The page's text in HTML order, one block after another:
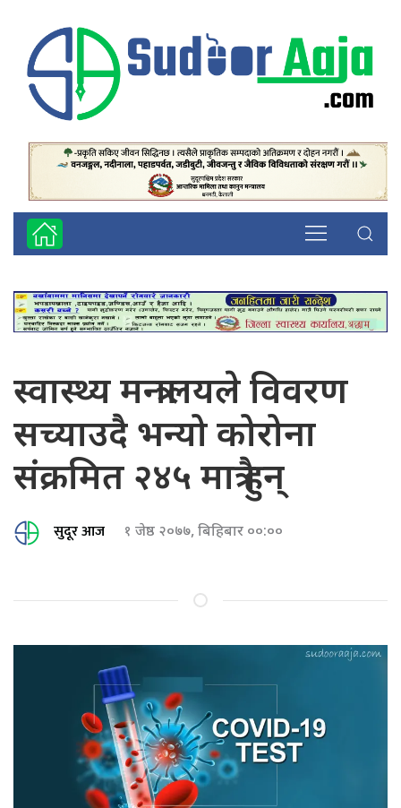
स्वास्थ्य मन्त्रालयले विवरण
सच्याउदै भन्यो कोरोना
संक्रमित २४५ मात्रै हुन्
सुदूर आज १ जेष्ठ २०७७, बिहिबार ००:००